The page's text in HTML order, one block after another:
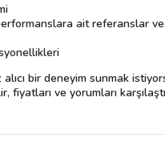
ait referanslar
bir deneyim sunmak
fiyatları ve yorumları